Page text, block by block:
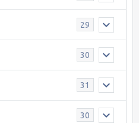
29
30
31
30